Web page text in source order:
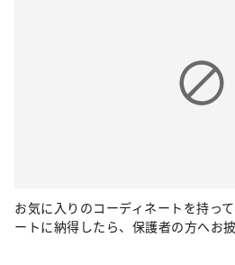
お気に入りのコーディネートを持っ
ートに納得したら、保護者の方へお披